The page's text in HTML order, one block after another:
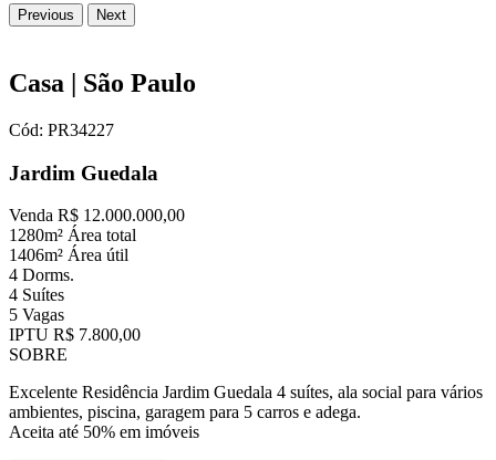
Previous Next
Casa | São Paulo
Cód: PR34227
Jardim Guedala
Venda R$ 12.000.000,00
1280m² Área total
1406m² Área útil
4 Dorms.
4 Suítes
5 Vagas
IPTU R$ 7.800,00
SOBRE
Excelente Residência Jardim Guedala 4 suítes, ala social para vários
ambientes, piscina, garagem para 5 carros e adega.
Aceita até 50% em imóveis